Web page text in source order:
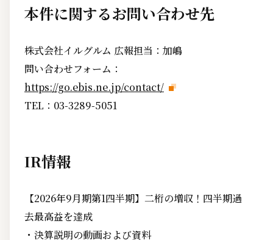
本件に関するお問い合わせ先
株式会社イルグルム 広報担当：加嶋
問い合わせフォーム：
https://go.ebis.ne.jp/contact/
TEL：03-3289-5051
IR情報
【2026年9月期第1四半期】二桁の増収！四半期過
去最高益を達成
・決算説明の動画および資料